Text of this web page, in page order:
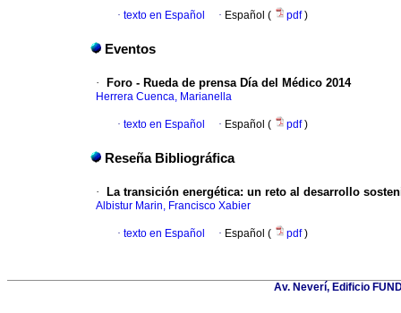
· texto en Español · Español ( pdf)
Eventos
· Foro - Rueda de prensa Día del Médico 2014
Herrera Cuenca, Marianella
· texto en Español · Español ( pdf)
Reseña Bibliográfica
· La transición energética: un reto al desarrollo
Albistur Marin, Francisco Xabier
· texto en Español · Español ( pdf)
Av. Neverí, Edificio